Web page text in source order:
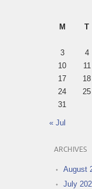
M
T
3
4
10
11
17
18
24
25
31
« Jul
ARCHIVES
August
July